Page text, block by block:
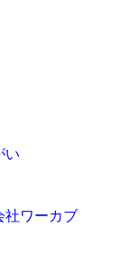
い
社ワーカブ